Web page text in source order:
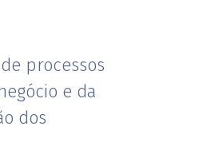
processos
e da
dos